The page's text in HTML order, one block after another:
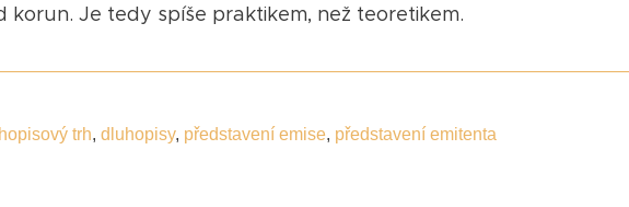
korun. Je tedy spíše praktikem, než teoretikem.
trh, dluhopisy, představení emise, představení emitenta